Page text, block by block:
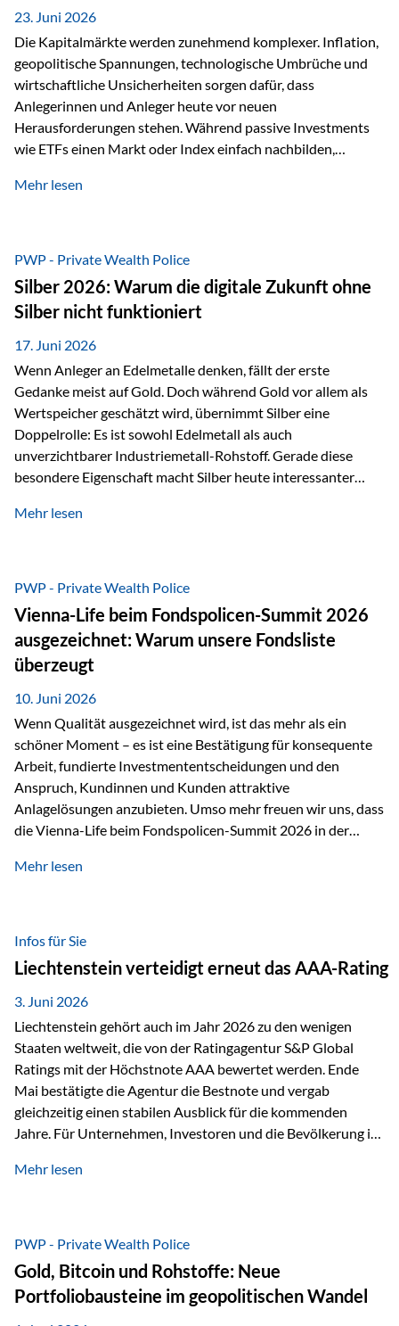
Der massive Aufwand hinter einem winzigen…
23. Juni 2026
Die Kapitalmärkte werden zunehmend komplexer. Inflation,
geopolitische Spannungen, technologische Umbrüche und
wirtschaftliche Unsicherheiten sorgen dafür, dass
Anlegerinnen und Anleger heute vor neuen
Herausforderungen stehen. Während passive Investments
wie ETFs einen Markt oder Index einfach nachbilden,
setzen auf die Expertise erfahrener Fondsmanager, die
Veränderungen geprägt ist, kann diese aktive
Herangehensweise einen entscheidenden Mehrwert bieten.
Was zeichnet aktive Fonds aus? Aktive Fonds verfolgen das
Ziel, nicht nur einen Markt abzubilden, sondern gezielt
Anlageentscheidungen zu treffen. Fondsmanager
analysieren Unternehmen,…
Mehr lesen
PWP - Private Wealth Police
Silber 2026: Warum die digitale Zukunft ohne
Silber nicht funktioniert
17. Juni 2026
Wenn Anleger an Edelmetalle denken, fällt der erste
Gedanke meist auf Gold. Doch während Gold vor allem als
Wertspeicher geschätzt wird, übernimmt Silber eine
Doppelrolle: Es ist sowohl Edelmetall als auch
unverzichtbarer Industriemetall-Rohstoff. Gerade diese
besondere Eigenschaft macht Silber heute interessanter
elektrischer – und genau dort spielt Silber eine
Leitfähigkeit aller Metalle. Diese Eigenschaft macht es für
zahlreiche Zukunftstechnologien praktisch unverzichtbar.
Silber findet sich unter anderem in: Solarmodulen
Elektrofahrzeugen Halbleitern Smartphones und Tablets…
Mehr lesen
PWP - Private Wealth Police
Vienna-Life beim Fondspolicen-Summit 2026
ausgezeichnet: Warum unsere Fondsliste
überzeugt
10. Juni 2026
Wenn Qualität ausgezeichnet wird, ist das mehr als ein
schöner Moment – es ist eine Bestätigung für konsequente
Arbeit, fundierte Investmententscheidungen und den
Anspruch, Kundinnen und Kunden attraktive
Anlagelösungen anzubieten. Umso mehr freuen wir uns, dass
die Vienna-Life beim Fondspolicen-Summit 2026 in der
dieser Ehrung ist der renommierte Fondspolicenreport der
analysiert und verglichen wurden. Das Ergebnis: Die ETF-
Auswahl der Vienna-Life zählt zu den drei besten Angeboten
am Markt. Für uns ist diese Auszeichnung eine Bestätigung
unseres Weges und unseres Anspruchs,…
Mehr lesen
Infos für Sie
Liechtenstein verteidigt erneut das AAA-Rating
3. Juni 2026
Liechtenstein gehört auch im Jahr 2026 zu den wenigen
Staaten weltweit, die von der Ratingagentur S&P Global
Ratings mit der Höchstnote AAA bewertet werden. Ende
Mai bestätigte die Agentur die Bestnote und vergab
gleichzeitig einen stabilen Ausblick für die kommenden
Jahre. Für Unternehmen, Investoren und die Bevölkerung ist
finanzielle Stabilität des Landes sowie das Vertrauen
trotz Herausforderungen Die weltwirtschaftlichen
Rahmenbedingungen bleiben anspruchsvoll. Geopolitische
Unsicherheiten, eine verhaltene Investitionstätigkeit und
eine schwächere Nachfrage in wichtigen Exportmärkten
Mehr lesen
PWP - Private Wealth Police
Gold, Bitcoin und Rohstoffe: Neue
Portfoliobausteine im geopolitischen Wandel